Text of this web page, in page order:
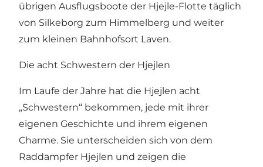
übrigen Ausflugsboote der Hjejle-Flotte täglich
von Silkeborg zum Himmelberg und weiter
zum kleinen Bahnhofsort Laven.
Die acht Schwestern der Hjejlen
Im Laufe der Jahre hat die Hjejlen acht
„Schwestern“ bekommen, jede mit ihrer
eigenen Geschichte und ihrem eigenen
Charme. Sie unterscheiden sich von dem
Raddampfer Hjejlen und zeigen die